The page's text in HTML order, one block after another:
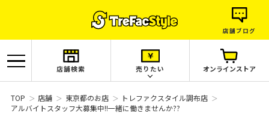
店舗ブログ
店舗検索 売りたい オンラインストア
TOP 店舗 東京都のお店
トレファクスタイル調布店
アルバイトスタッフ大募集中!!一緒に働きませんか??